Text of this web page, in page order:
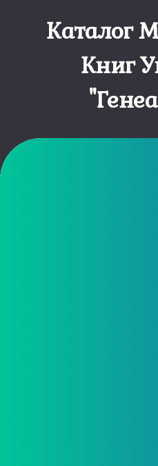
Каталог
Книг